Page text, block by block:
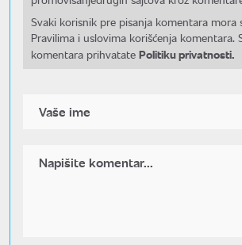
Svaki korisnik pre pisanja komentara mora
Pravilima i uslovima korišćenja komentara.
komentara prihvatate Politiku privatnosti.